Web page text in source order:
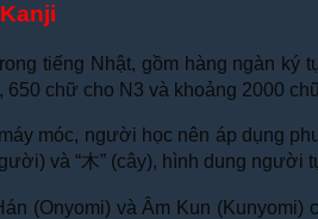
tiếng Nhật, gồm hàng ngàn
chữ cho N3 và khoảng 2000
móc, người học nên áp dụng
và “木” (cây), hình dung người
(Onyomi) và Âm Kun